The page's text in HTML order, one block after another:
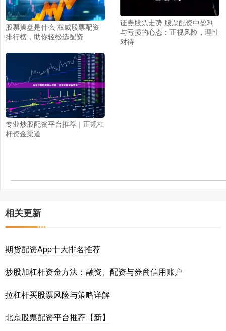
股票操盘是什么 权威股票配资
排行榜，助你轻松选配资
证券股票走势 股票配资中盈利
与亏损的心态：正视风险，理性
对待
专业炒股配资平台推荐｜正规杠
杆资金渠道
相关更新
期货配资App十大排名推荐
炒股加杠杆资金方法：融资、配资与券商信用账户
拉杠杆买股票风险与策略详解
北京股票配资平台推荐【新】